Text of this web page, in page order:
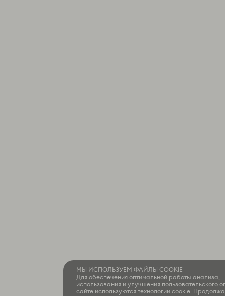
МЫ ИСПОЛЬЗУЕМ ФАЙЛЫ COOKIE
Для обеспечения оптимальной работы анализа,
использования и улучшения пользовательского
сайте используются технологии cookie.